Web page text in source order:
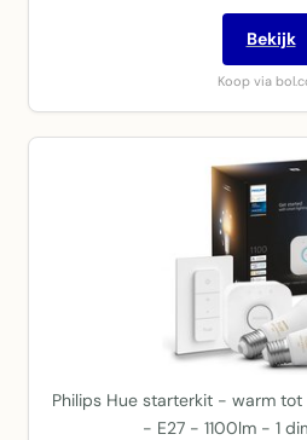
Bekijk
Koop via
Philips Hue starterkit - warm
- E27 - 1100lm - 1